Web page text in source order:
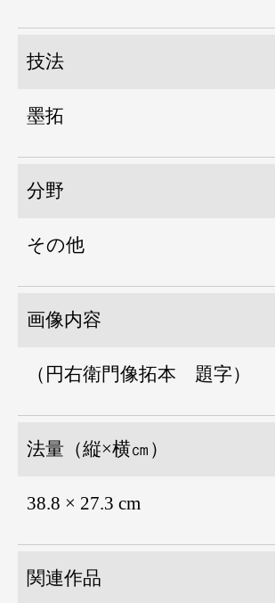
技法
墨拓
分野
その他
画像内容
（円右衛門像拓本 題字）
法量（縦×横㎝）
38.8 × 27.3 cm
関連作品